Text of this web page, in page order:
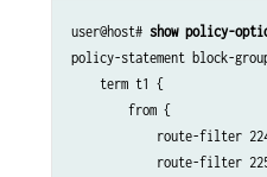
user@host# show policy-
policy-statement block-
    term t1 {
        from {
route-filter
route-filter